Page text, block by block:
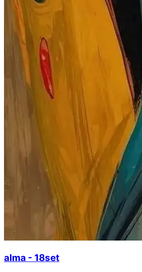
alma - 18set